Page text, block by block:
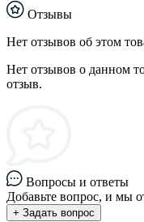
Отзывы
Нет отзывов об этом
Нет отзывов о данном
отзыв.
Вопросы и ответы
Добавьте вопрос, и мы
+ Задать вопрос